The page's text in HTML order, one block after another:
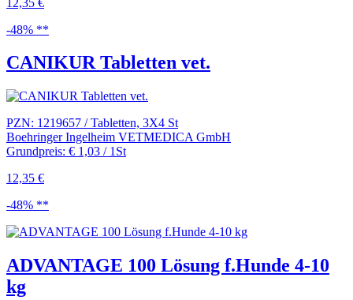
-48% **
CANIKUR Tabletten vet.
PZN: 1219657 / Tabletten, 3X4 St
Boehringer Ingelheim VETMEDICA GmbH
Grundpreis: € 1,03 / 1St
12,35 €
-48% **
ADVANTAGE 100 Lösung f.Hunde 4-10
kg